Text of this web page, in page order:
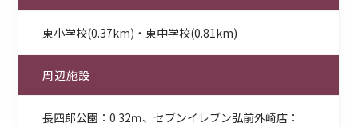
東小学校(0.37km)・東中学校(0.81km)
周辺施設
長四郎公園：0.32ｍ、セブンイレブン弘前外崎店：